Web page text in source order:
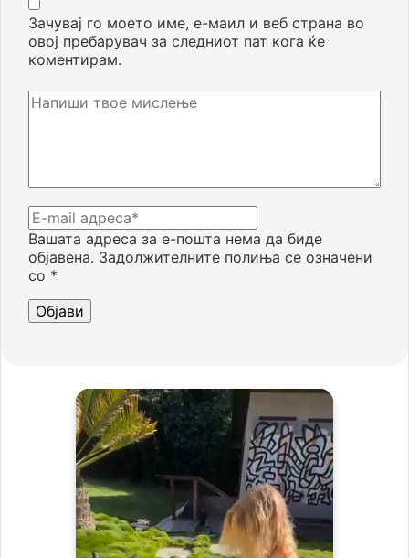
Вашата адреса за е-пошта нема да биде
објавена. Задолжителните полиња се означени
со *
Зачувај го моето име, е-маил и веб страна во
овој пребарувач за следниот пат кога ќе
коментирам.